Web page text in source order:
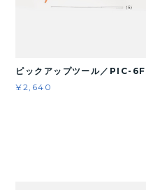
ピックアップツール／PIC-6F
¥2,640